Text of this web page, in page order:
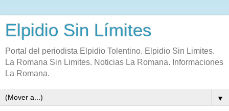
Elpidio Sin Límites
Portal del periodista Elpidio Tolentino. Elpidio Sin Limites.
La Romana Sin Limites. Noticias La Romana. Informaciones
La Romana.
▼